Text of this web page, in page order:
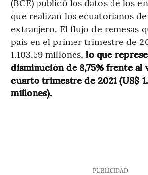
(BCE) publicó los datos de los
que realizan los ecuatorianos
extranjero. El flujo de remesas
país en el primer trimestre de
1.103,59 millones,lo que
disminución de 8,75% frente al
cuarto trimestre de 2021 (US$
millones).
PUBLICIDAD